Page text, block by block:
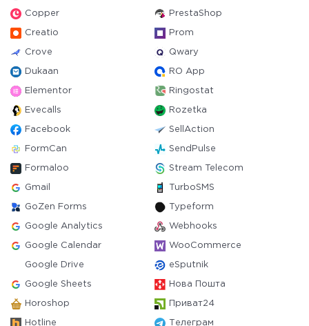
Copper PrestaShop
Creatio Prom
Crove Qwary
Dukaan RO App
Elementor Ringostat
Evecalls Rozetka
Facebook SellAction
FormCan SendPulse
Formaloo Stream Telecom
Gmail TurboSMS
GoZen Forms Typeform
Google Analytics Webhooks
Google Calendar WooCommerce
Google Drive eSputnik
Google Sheets Нова Пошта
Horoshop Приват24
Hotline Телеграм